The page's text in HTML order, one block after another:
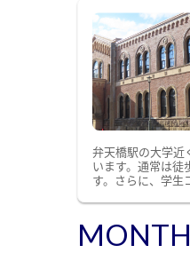
弁天橋駅の大学近
います。通常は徒
す。さらに、学生